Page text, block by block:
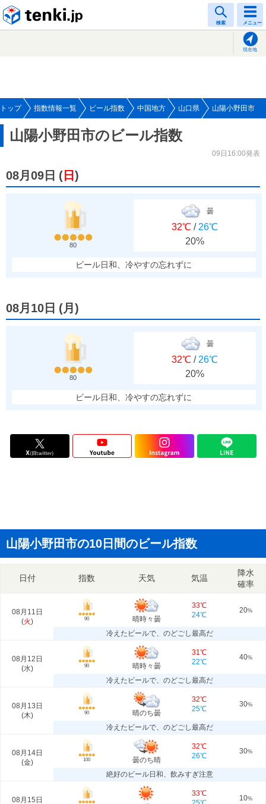
検索 メニュー
現在地
トップ 指数情報一覧 ビール指数 中国地方 山口県 山陽小野田市
山陽小野田市のビール指数
09日16:00発表
08月09日 ( 日 )
80
曇
32℃ / 26℃
20%
ビール日和、冷やすの忘れずに
08月10日 (月 )
80
曇
32℃ / 26℃
20%
ビール日和、冷やすの忘れずに
山陽小野田市の10日間のビール指数
日付 指数 天気 気温
降水
確率
08月11日
(火) 90 晴時々曇
33℃
24℃
20%
冷えたビールで、のどごし最高だ
08月12日
(水) 90 晴時々曇
31℃
22℃
40%
冷えたビールで、のどごし最高だ
08月13日
(木) 90 晴のち曇
32℃
25℃
30%
冷えたビールで、のどごし最高だ
08月14日
(金) 100 曇のち晴
32℃
26℃
30%
絶好のビール日和、飲みすぎ注意
08月15日
33℃
10%